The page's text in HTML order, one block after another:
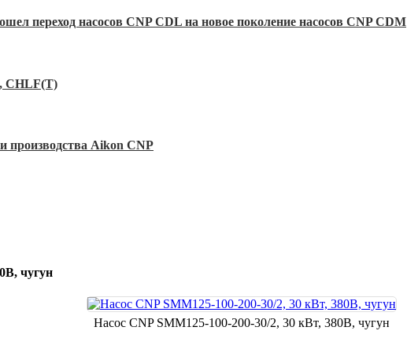
переход насосов CNP CDL на новое поколение насосов CNP CDM
CHLF(T)
производства Aikon CNP
чугун
Насос CNP SMM125-100-200-30/2, 30 кВт, 380В, чугун